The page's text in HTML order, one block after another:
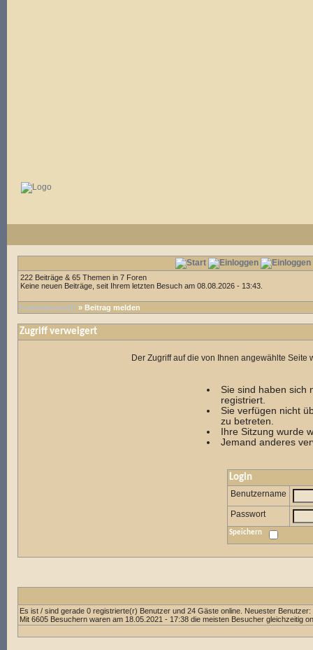
222 Beiträge & 65 Themen in 7 Foren
Keine neuen Beiträge, seit Ihrem letzten Besuch am 08.08.2026 - 13:43.
Forenübersicht » Beitrag melden
Zugriff verweigert
Der Zugriff auf die von Ihnen angewählte
Sie sind haben sich
registriert.
Sie verfügen nicht
zu betreten.
Ihre Sitzung wurde
Jemand anderes
Login
Benutzername
Passwort
Speichern
Es ist / sind gerade 0 registrierte(r) Benutzer und 24 Gäste online. Neuester Benutzer:
Mit 6605 Besuchern waren am 18.05.2021 - 17:38 die meisten Besucher gleichzeitig